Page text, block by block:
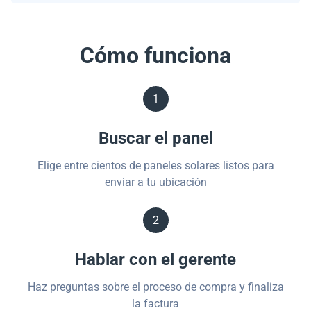
Cómo funciona
1
Buscar el panel
Elige entre cientos de paneles solares listos para
enviar a tu ubicación
2
Hablar con el gerente
Haz preguntas sobre el proceso de compra y finaliza
la factura